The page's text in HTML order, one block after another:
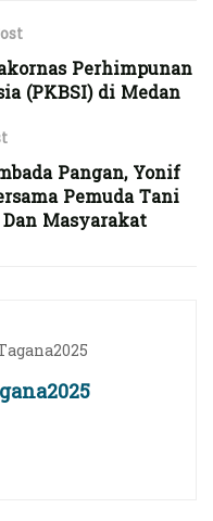
Perhimpunan
(PKBSI) di Medan
Pangan, Yonif
Pemuda Tani
Masyarakat